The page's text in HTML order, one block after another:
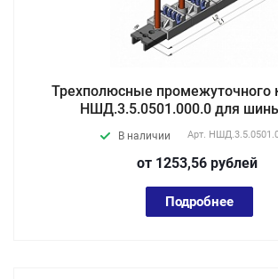
Трехполюсные промежуточного
НШД.3.5.0501.000.0 для
В наличии Арт.
от 1253,56 рублей
Подробнее